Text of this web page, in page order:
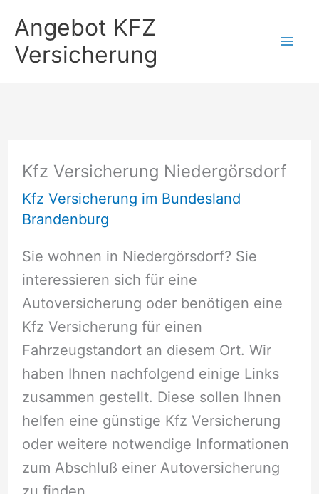
Inhalt
springen
Angebot KFZ
Versicherung
Kfz Versicherung Niedergörsdorf
Kfz Versicherung im Bundesland
Brandenburg
Sie wohnen in Niedergörsdorf? Sie
interessieren sich für eine
Autoversicherung oder benötigen eine
Kfz Versicherung für einen
Fahrzeugstandort an diesem Ort. Wir
haben Ihnen nachfolgend einige Links
zusammen gestellt. Diese sollen Ihnen
helfen eine günstige Kfz Versicherung
oder weitere notwendige Informationen
zum Abschluß einer Autoversicherung